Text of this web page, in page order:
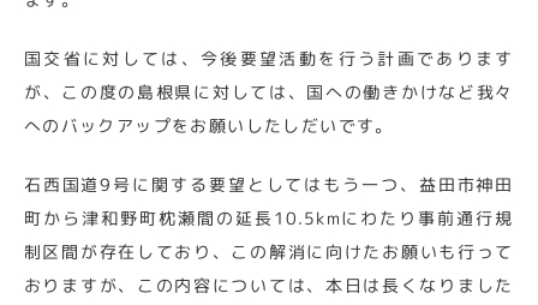
国交省に対しては、今後要望活動を行う計画であります
が、この度の島根県に対しては、国への働きかけなど我々
へのバックアップをお願いしたしだいです。
石西国道9号に関する要望としてはもう一つ、益田市神田
町から津和野町枕瀬間の延長10.5kmにわたり事前通行規
制区間が存在しており、この解消に向けたお願いも行って
おりますが、この内容については、本日は長くなりました